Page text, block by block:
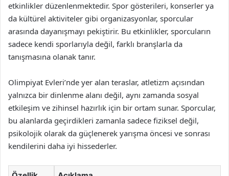
etkinlikler düzenlenmektedir. Spor gösterileri, konserler ya
da kültürel aktiviteler gibi organizasyonlar, sporcular
arasında dayanışmayı pekiştirir. Bu etkinlikler, sporcuların
sadece kendi sporlarıyla değil, farklı branşlarla da
tanışmasına olanak tanır.
Olimpiyat Evleri’nde yer alan teraslar, atletizm açısından
yalnızca bir dinlenme alanı değil, aynı zamanda sosyal
etkileşim ve zihinsel hazırlık için bir ortam sunar. Sporcular,
bu alanlarda geçirdikleri zamanla sadece fiziksel değil,
psikolojik olarak da güçlenerek yarışma öncesi ve sonrası
kendilerini daha iyi hissederler.